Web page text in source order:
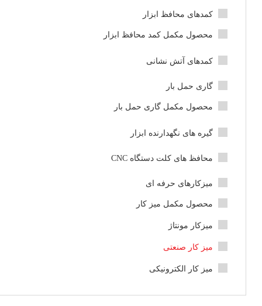
کمدهای محافظ ابزار
محصول مکمل کمد محافظ ابزار
کمدهای آتش نشانی
گاری حمل بار
محصول مکمل گاری حمل بار
گیره های نگهدارنده ابزار
محافظ های کلت دستگاه CNC
میزکارهای حرفه ای
محصول مکمل میز کار
میزکار مونتاژ
میز کار صنعتی
میز کار الکترونیکی